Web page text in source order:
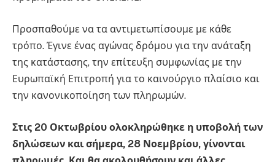
Προσπαθούμε να τα αντιμετωπίσουμε με κάθε
τρόπο. Έγινε ένας αγώνας δρόμου για την ανάταξη
της κατάστασης, την επίτευξη συμφωνίας με την
Ευρωπαϊκή Επιτροπή για το καινούργιο πλαίσιο και
την κανονικοποίηση των πληρωμών.
Στις 20 Οκτωβρίου ολοκληρώθηκε η υποβολή των
δηλώσεων και σήμερα, 28 Νοεμβρίου, γίνονται